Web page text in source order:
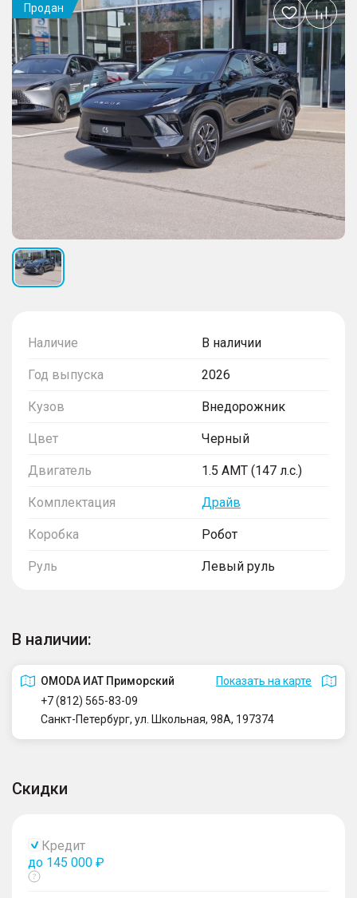
Наличие В наличии
Год выпуска 2026
Кузов Внедорожник
Цвет Черный
Двигатель 1.5 AMT (147 л.с.)
Комплектация Драйв
Коробка Робот
Руль Левый руль
В наличии:
OMODA ИАТ Приморский
Показать на карте
+7 (812) 565-83-09
Санкт-Петербург, ул. Школьная, 98А, 197374
Скидки
Кредит
до 145 000 ₽
Показать
Продан
Добавить
в
избранное